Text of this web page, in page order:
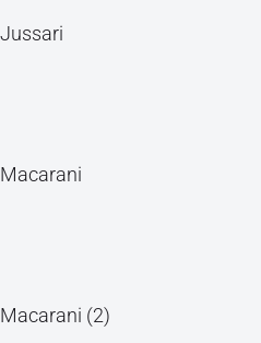
Jussari
Macarani
Macarani (2)